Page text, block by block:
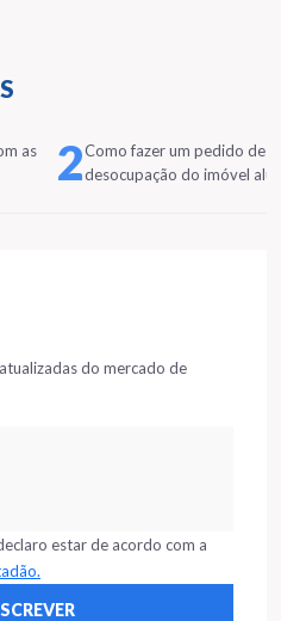
as
2Como fazer um pedido de
desocupação do imóvel
do mercado de
estar de acordo com a